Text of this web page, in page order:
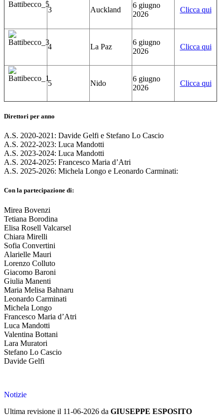
3 Auckland
6 giugno
2026
Clicca qui
4 La Paz
6 giugno
2026
Clicca qui
5 Nido
6 giugno
2026
Clicca qui
Direttori per anno
A.S. 2020-2021: Davide Gelfi e Stefano Lo Cascio
A.S. 2022-2023: Luca Mandotti
A.S. 2023-2024: Luca Mandotti
A.S. 2024-2025: Francesco Maria d’Atri
A.S. 2025-2026: Michela Longo e Leonardo Carminati:
Con la partecipazione di:
Mirea Bovenzi
Tetiana Borodina
Elisa Rosell Valcarsel
Chiara Mirelli
Sofia Convertini
Alarielle Mauri
Lorenzo Colluto
Giacomo Baroni
Giulia Manenti
Maria Melisa Bahnaru
Leonardo Carminati
Michela Longo
Francesco Maria d’Atri
Luca Mandotti
Valentina Bottani
Lara Muratori
Stefano Lo Cascio
Davide Gelfi
Notizie
Ultima revisione il 11-06-2026 da GIUSEPPE ESPOSITO